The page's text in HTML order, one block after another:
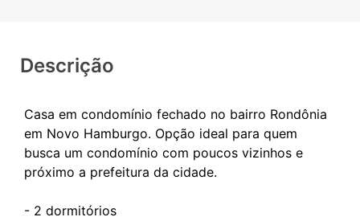
Descrição
Casa em condomínio fechado no bairro Rondônia
em Novo Hamburgo. Opção ideal para quem
busca um condomínio com poucos vizinhos e
próximo a prefeitura da cidade.
- 2 dormitórios